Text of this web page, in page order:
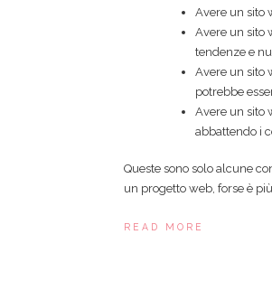
Avere un sito
Avere un sito
tendenze e
Avere un sito
potrebbe
Avere un sito
abbattendo i
Queste sono solo alcune
un progetto web, forse è
READ MORE